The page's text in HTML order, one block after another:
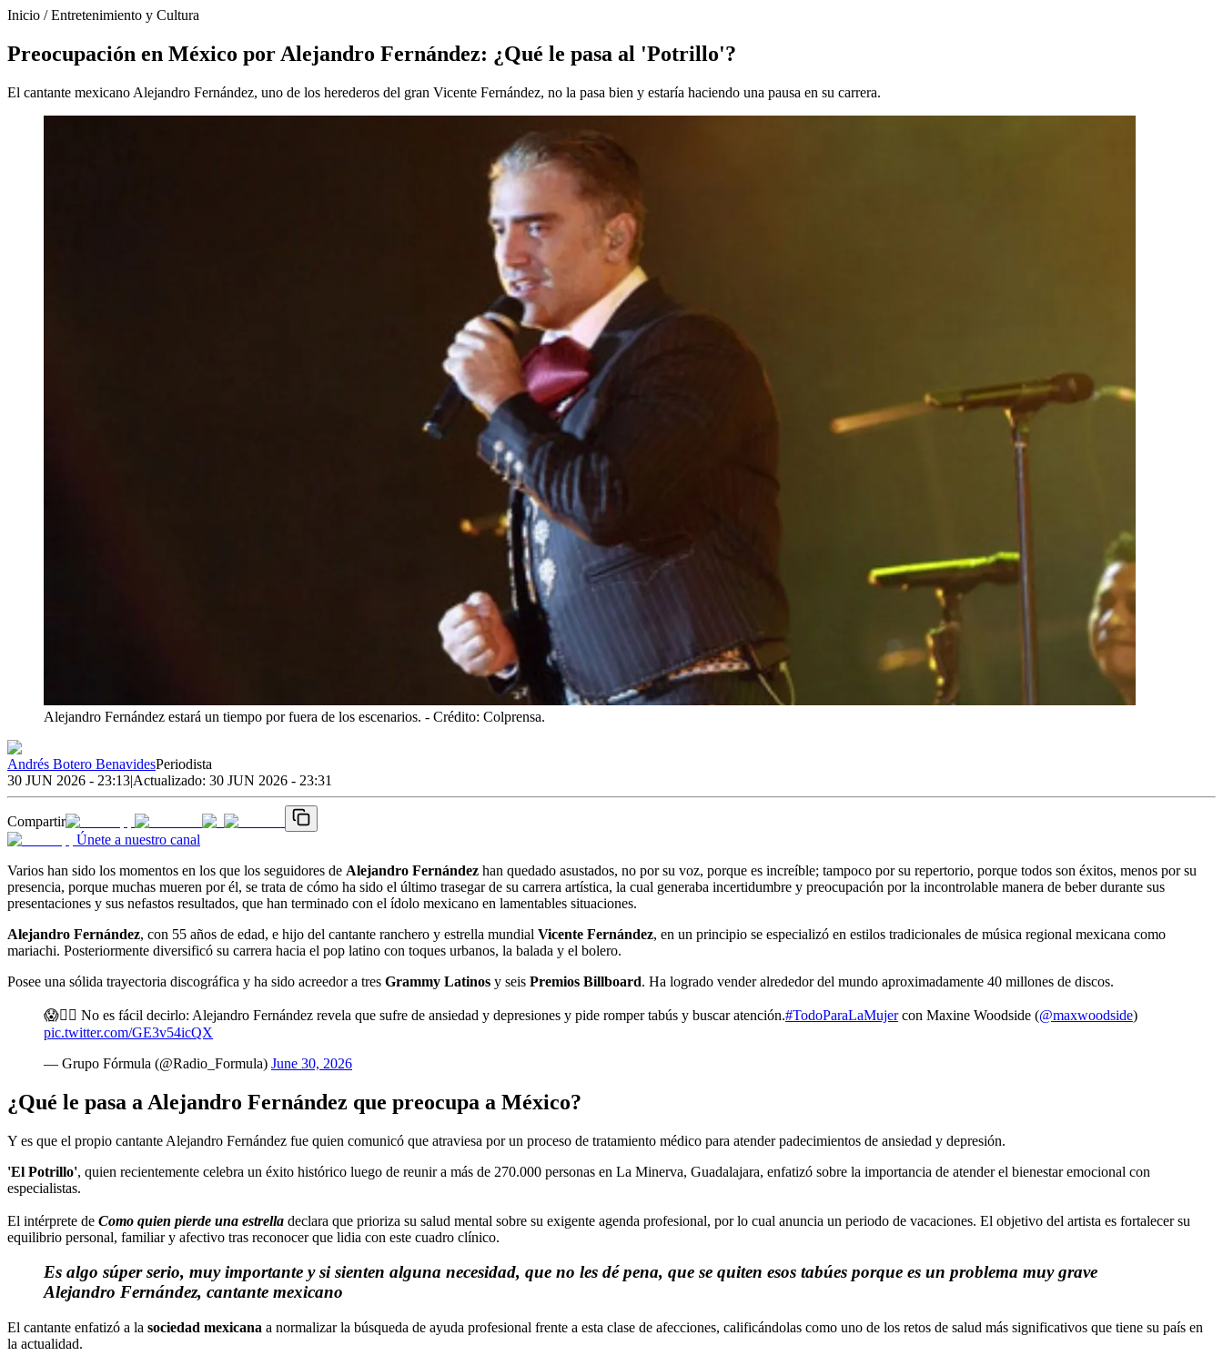
Inicio /Entretenimiento y Cultura
Preocupación en México por Alejandro Fernández: ¿Qué le pasa al 'Potrillo'?
El cantante mexicano Alejandro Fernández, uno de los herederos del gran Vicente Fernández, no la pasa bien y estaría haciendo una pausa en su carrera.
Alejandro Fernández estará un tiempo por fuera de los escenarios. - Crédito: Colprensa.
Andrés Botero BenavidesPeriodista
30 JUN 2026 - 23:13|Actualizado: 30 JUN 2026 - 23:31
Compartir
Únete a nuestro canal
Varios han sido los momentos en los que los seguidores de Alejandro Fernández han quedado asustados, no por su voz, porque es increíble; tampoco por su repertorio, porque todos son éxitos, menos por su
presencia, porque muchas mueren por él, se trata de cómo ha sido el último trasegar de su carrera artística, la cual generaba incertidumbre y preocupación por la incontrolable manera de beber durante sus
presentaciones y sus nefastos resultados, que han terminado con el ídolo mexicano en lamentables situaciones.
Alejandro Fernández, con 55 años de edad, e hijo del cantante ranchero y estrella mundial Vicente Fernández, en un principio se especializó en estilos tradicionales de música regional mexicana como
mariachi. Posteriormente diversificó su carrera hacia el pop latino con toques urbanos, la balada y el bolero.
Posee una sólida trayectoria discográfica y ha sido acreedor a tres Grammy Latinos y seis Premios Billboard. Ha logrado vender alrededor del mundo aproximadamente 40 millones de discos.
😱👉🏽 No es fácil decirlo: Alejandro Fernández revela que sufre de ansiedad y depresiones y pide romper tabús y buscar atención.#TodoParaLaMujercon Maxine Woodside (@maxwoodside)
pic.twitter.com/GE3v54icQX
— Grupo Fórmula (@Radio_Formula) June 30, 2026
¿Qué le pasa a Alejandro Fernández que preocupa a México?
Y es que el propio cantante Alejandro Fernández fue quien comunicó que atraviesa por un proceso de tratamiento médico para atender padecimientos de ansiedad y depresión.
'El Potrillo', quien recientemente celebra un éxito histórico luego de reunir a más de 270.000 personas en La Minerva, Guadalajara, enfatizó sobre la importancia de atender el bienestar emocional con
especialistas.
El intérprete de Como quien pierde una estrella declara que prioriza su salud mental sobre su exigente agenda profesional, por lo cual anuncia un periodo de vacaciones. El objetivo del artista es fortalecer su
equilibrio personal, familiar y afectivo tras reconocer que lidia con este cuadro clínico.
Es algo súper serio, muy importante y si sienten alguna necesidad, que no les dé pena, que se quiten esos tabúes porque es un problema muy grave
Alejandro Fernández, cantante mexicano
El cantante enfatizó a la sociedad mexicana a normalizar la búsqueda de ayuda profesional frente a esta clase de afecciones, calificándolas como uno de los retos de salud más significativos que tiene su país en
la actualidad.